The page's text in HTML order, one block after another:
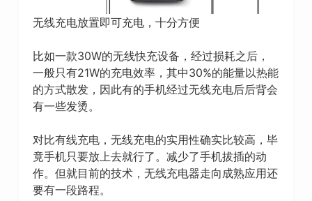
无线充电放置即可充电，十分方便
比如一款30W的无线快充设备，经过损耗之后，
一般只有21W的充电效率，其中30%的能量以热能
的方式散发，因此有的手机经过无线充电后后背会
有一些发烫。
对比有线充电，无线充电的实用性确实比较高，毕
竟手机只要放上去就行了。减少了手机拔插的动
作。但就目前的技术，无线充电器走向成熟应用还
要有一段路程。